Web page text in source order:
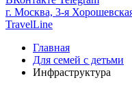
г. Москва, 3-я
TravelLine
Главная
Для семей с детьми
Инфраструктура